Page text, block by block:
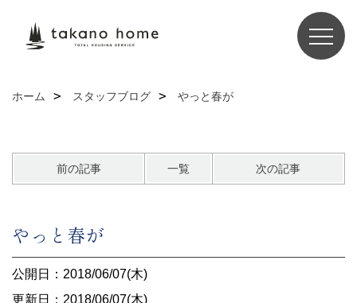
ホーム スタッフブログ やっと春が
前の記事 一覧 次の記事
やっと春が
公開日：2018/06/07(木)
更新日：2018/06/07(木)